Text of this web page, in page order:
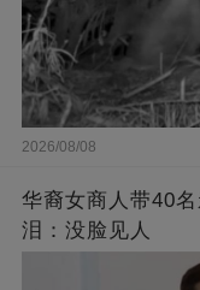
2026/08/08
华裔女商人带40
泪：没脸见人